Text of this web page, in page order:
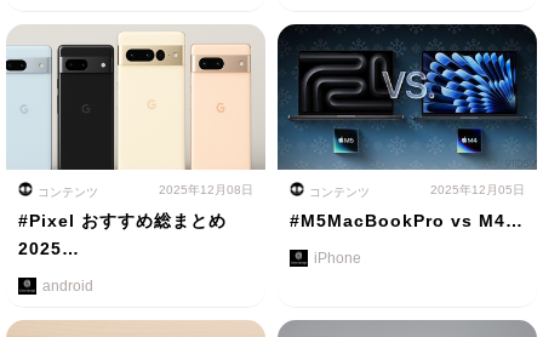
コンテンツ 2025年12月08日
#Pixel おすすめ総まとめ
2025…
android
コンテンツ 2025年12月05日
#M5MacBookPro vs M4…
iPhone